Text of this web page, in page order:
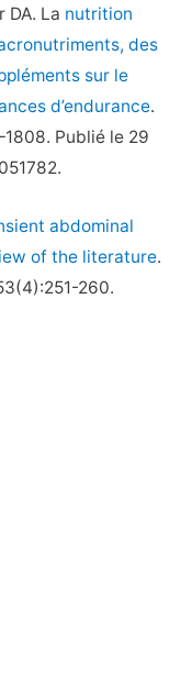
DA. La nutrition
des
sur le
d’endurance.
Publié le 29
abdominal
of the literature.
260.